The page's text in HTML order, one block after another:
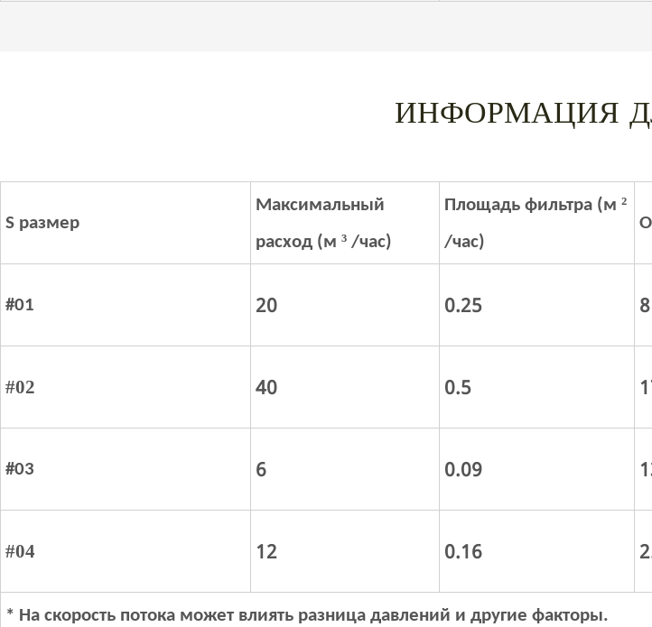
ИНФОРМАЦИЯ
Sразмер
Максимальный
расход (м ³ /час)
Площадь фильтра (м ²
/час)
#01 20 0.25 8
#02 40 0.5
#03 6 0.09
#04 12 0.16
* На скорость потока может влиять разница давлений и другие факторы.